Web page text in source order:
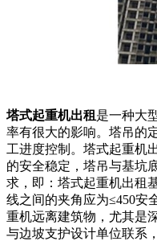
塔式起重机出租 是一种大
率有很大的影响。塔吊的
工进度控制。塔式起重机
的安全稳定，塔吊与基坑
求，即：塔式起重机出租
线之间的夹角应为≤450安
重机远离建筑物，尤其是
与边坡支护设计单位联系